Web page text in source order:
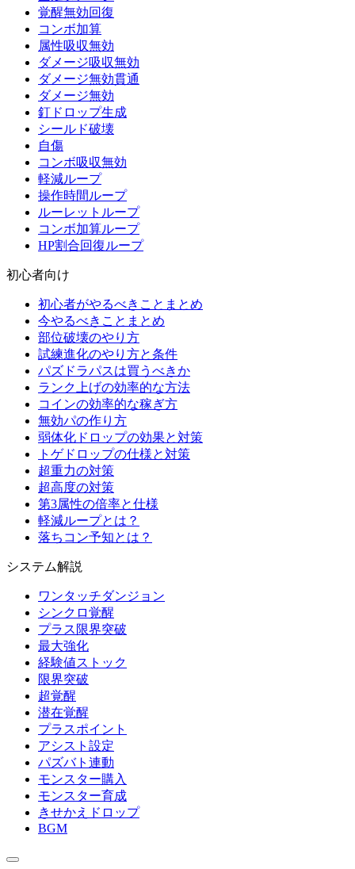
覚醒無効回復
コンボ加算
属性吸収無効
ダメージ吸収無効
ダメージ無効貫通
ダメージ無効
釘ドロップ生成
シールド破壊
自傷
コンボ吸収無効
軽減ループ
操作時間ループ
ルーレットループ
コンボ加算ループ
HP割合回復ループ
初心者向け
初心者がやるべきことまとめ
今やるべきことまとめ
部位破壊のやり方
試練進化のやり方と条件
パズドラパスは買うべきか
ランク上げの効率的な方法
コインの効率的な稼ぎ方
無効パの作り方
弱体化ドロップの効果と対策
トゲドロップの仕様と対策
超重力の対策
超高度の対策
第3属性の倍率と仕様
軽減ループとは？
落ちコン予知とは？
システム解説
ワンタッチダンジョン
シンクロ覚醒
プラス限界突破
最大強化
経験値ストック
限界突破
超覚醒
潜在覚醒
プラスポイント
アシスト設定
パズバト連動
モンスター購入
モンスター育成
きせかえドロップ
BGM